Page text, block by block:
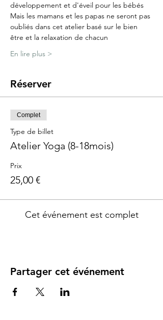
développement et d'éveil pour les bébés
Mais les mamans et les papas ne seront pas
oubliés dans cet atelier basé sur le bien
être et la relaxation de chacun
En lire plus >
Réserver
Complet
Type de billet
Atelier Yoga (8-18mois)
Prix
25,00 €
Cet événement est complet
Partager cet événement